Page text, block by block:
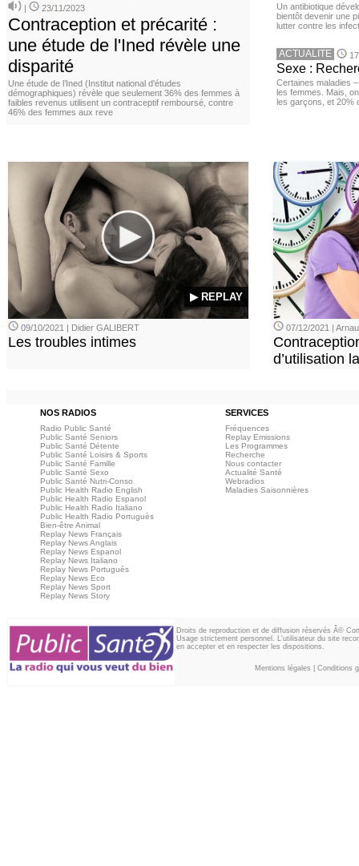
| 23/11/2023
Contraception et précarité :
une étude de l'Ined révèle une
disparité
Une étude de l’Ined (Institut national d'études
démographiques) révèle que seulement 36% des femmes à
faibles revenus utilisent un contraceptif remboursé, contre
46% des femmes aux reve
Un antibiotique
bientôt devenir une
lutter contre les
ACTUALITE
Sexe :
Certaines maladies
les femmes. Mais,
les garçons, et 20%
▶ REPLAY
09/10/2021 | Didier GALIBERT
Les troubles intimes
07/12/2021 |
d’utilisation
NOS RADIOS SERVICES
Radio Public Santé
Public Santé Seniors
Public Santé Détente
Public Santé Loisirs & Sports
Public Santé Famille
Public Santé Sexo
Public Santé Nutri-Conso
Public Health Radio English
Public Health Radio Espanol
Public Health Radio Italiano
Public Health Radio Portuguès
Bien-être Animal
Replay News Français
Replay News Anglais
Replay News Espanol
Replay News Italiano
Replay News Portuguès
Replay News Eco
Replay News Sport
Replay News Story
Fréquences
Replay Emissions
Les Programmes
Recherche
Nous contacter
Actualité Santé
Webradios
Maladies Saisonnières
Droits de reproduction et de diffusion réservés Â©
Usage strictement personnel. L'utilisateur du site
en accepter et en respecter les dispositions.
Mentions légales Conditions